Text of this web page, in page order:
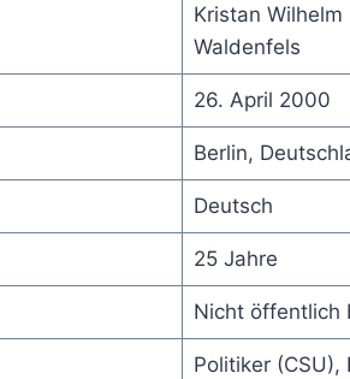
Kristan
Waldenfels
26. April 2000
Berlin,
Deutsch
25 Jahre
Nicht öffentlich
Politiker